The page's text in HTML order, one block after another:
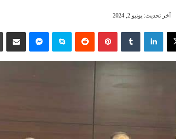
آخر تحديث: يونيو 2, 2024
‫X لينكدإن بينتيريست سكايب